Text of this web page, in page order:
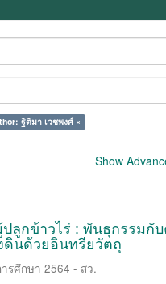
ฐิติมา เวชพงศ์ ×
Show
ลูกข้าวไร่ : พันธุกรรมกั
ดินด้วยอินทรียวัตถุ
รศึกษา 2564 - สว.